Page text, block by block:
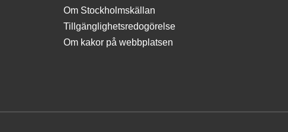
Om Stockholmskällan
Tillgänglighetsredogörelse
Om kakor på webbplatsen